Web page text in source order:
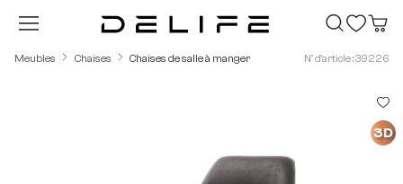
Passer au contenu principal
Meubles Chaises Chaises de salle à manger N° d'article : 39226
3D